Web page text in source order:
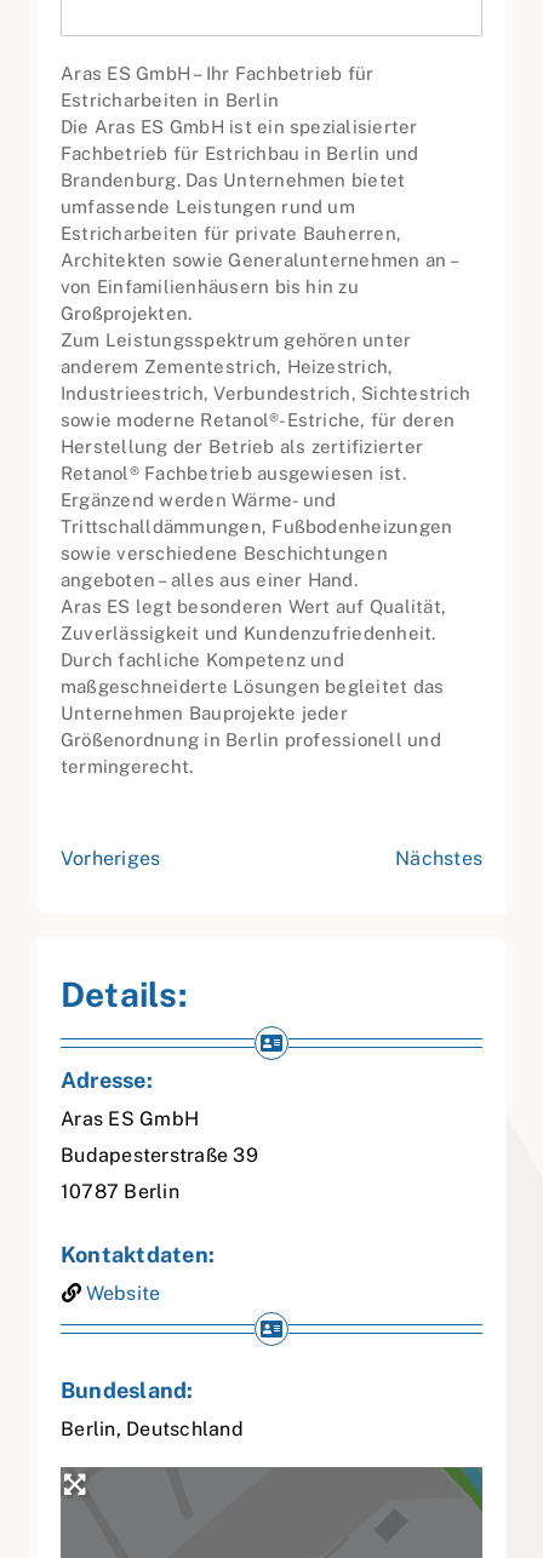
Aras ES GmbH – Ihr Fachbetrieb für
Estricharbeiten in Berlin
Die Aras ES GmbH ist ein spezialisierter
Fachbetrieb für Estrichbau in Berlin und
Brandenburg. Das Unternehmen bietet
umfassende Leistungen rund um
Estricharbeiten für private Bauherren,
Architekten sowie Generalunternehmen an –
von Einfamilienhäusern bis hin zu
Großprojekten.
Zum Leistungsspektrum gehören unter
anderem Zementestrich, Heizestrich,
Industrieestrich, Verbundestrich, Sichtestrich
sowie moderne Retanol®-Estriche, für deren
Herstellung der Betrieb als zertifizierter
Retanol® Fachbetrieb ausgewiesen ist.
Ergänzend werden Wärme- und
Trittschalldämmungen, Fußbodenheizungen
sowie verschiedene Beschichtungen
angeboten – alles aus einer Hand.
Aras ES legt besonderen Wert auf Qualität,
Zuverlässigkeit und Kundenzufriedenheit.
Durch fachliche Kompetenz und
maßgeschneiderte Lösungen begleitet das
Unternehmen Bauprojekte jeder
Größenordnung in Berlin professionell und
termingerecht.
Vorheriges Nächstes
Details:
Adresse:
Aras ES GmbH
Budapesterstraße 39
10787 Berlin
Kontaktdaten:
Website
Bundesland:
Berlin, Deutschland